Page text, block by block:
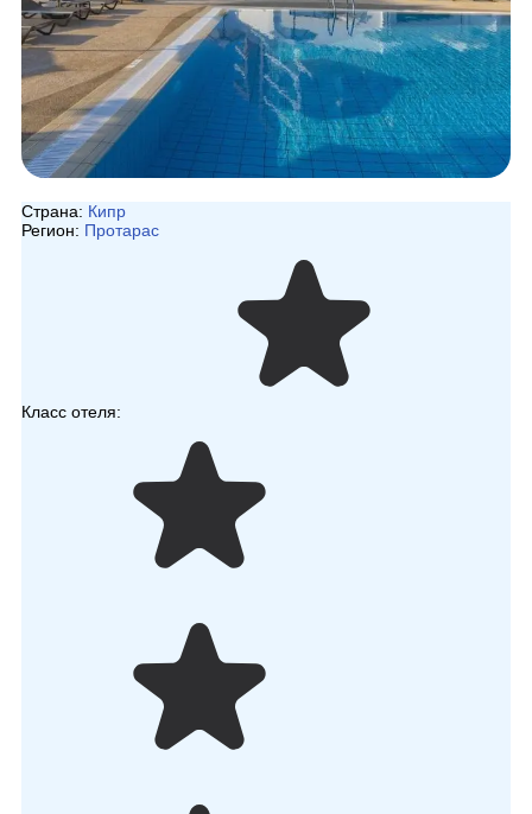
Страна: Кипр
Регион: Протарас
Класс отеля: